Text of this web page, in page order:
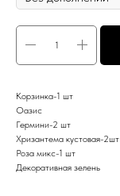
Корзинка-1 шт
Оазис
Гермини-2 шт
Хризантема кустовая-2шт
Роза микс-1 шт
Декоративная зелень